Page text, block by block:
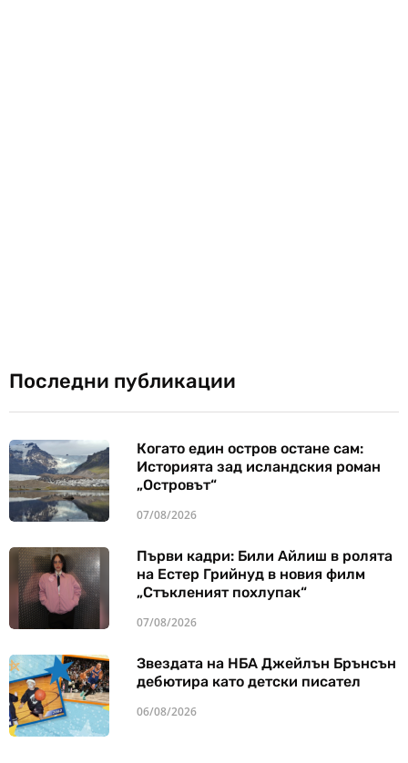
Последни публикации
Когато един остров остане сам:
Историята зад исландския роман
„Островът“
07/08/2026
Първи кадри: Били Айлиш в ролята
на Естер Грийнуд в новия филм
„Стъкленият похлупак“
07/08/2026
Звездата на НБА Джейлън Брънсън
дебютира като детски писател
06/08/2026